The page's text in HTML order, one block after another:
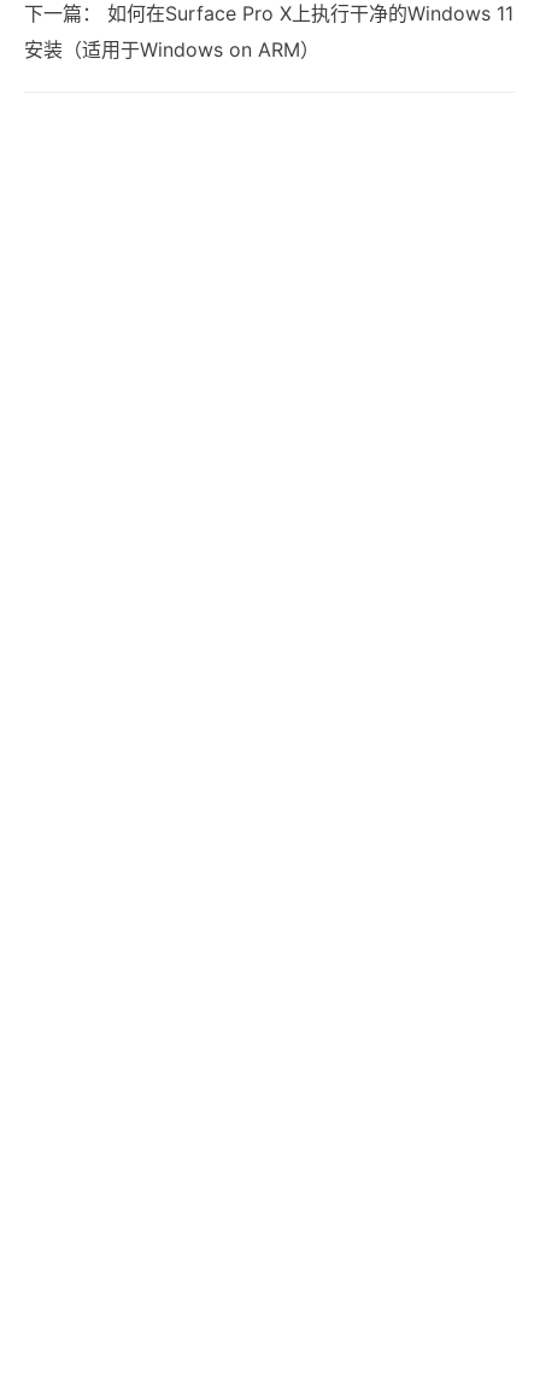
下一篇：
如何在Surface Pro X上执行干净的Windows 11
安装（适用于Windows on ARM）